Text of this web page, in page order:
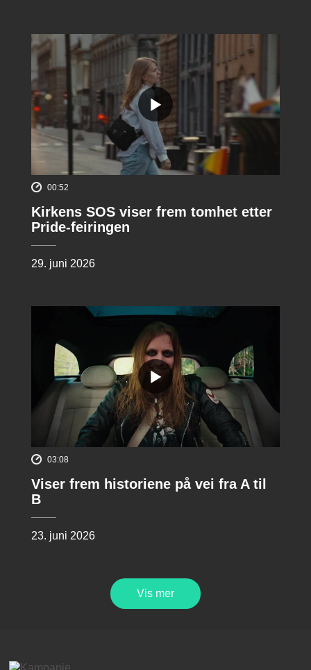
00:52
Kirkens SOS viser frem tomhet etter
Pride-feiringen
29. juni 2026
03:08
Viser frem historiene på vei fra A til
B
23. juni 2026
Vis mer